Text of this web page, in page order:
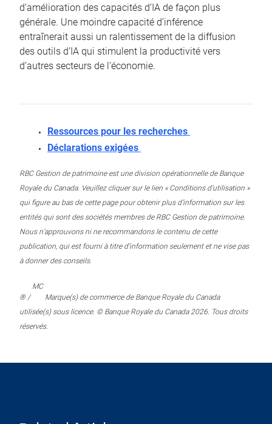
d’amélioration des capacités d’IA de façon plus
générale. Une moindre capacité d’inférence
entraînerait aussi un ralentissement de la diffusion
des outils d’IA qui stimulent la productivité vers
d’autres secteurs de l’économie.
Ressources pour les recherches
Déclarations exigées
RBC Gestion de patrimoine est une division opérationnelle de Banque
Royale du Canada. Veuillez cliquer sur le lien « Conditions d’utilisation »
qui figure au bas de cette page pour obtenir plus d’information sur les
entités qui sont des sociétés membres de RBC Gestion de patrimoine.
Nous n’approuvons ni ne recommandons le contenu de cette
publication, qui est fourni à titre d’information seulement et ne vise pas
à donner des conseils.
® /
MC
Marque(s) de commerce de Banque Royale du Canada
utilisée(s) sous licence. © Banque Royale du Canada 2026. Tous droits
réservés.